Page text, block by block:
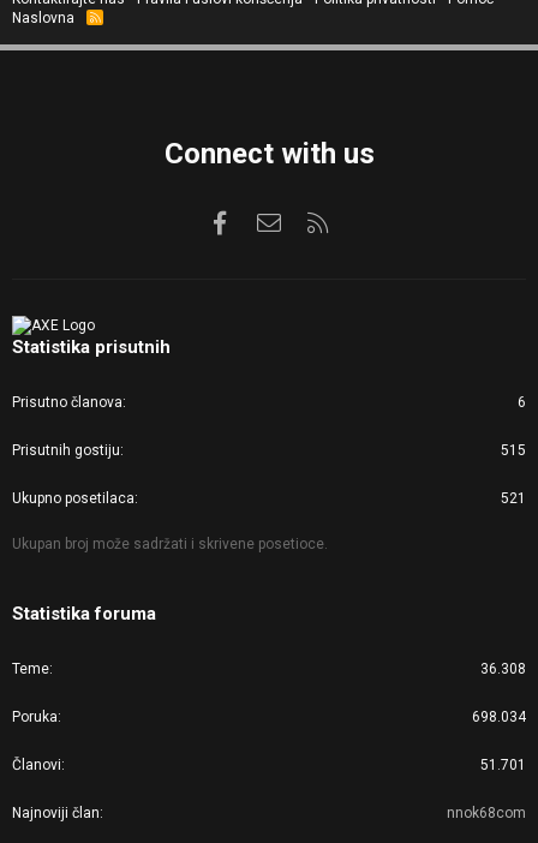
Naslovna
R
S
Connect with us
FacebookKontaktirajte nas
Statistika prisutnih
Prisutno članova 6
Prisutnih gostiju 515
Ukupno posetilaca 521
Ukupan broj može sadržati i skrivene posetioce.
Statistika foruma
Teme 36.308
Poruka 698.034
Članovi 51.701
Najnoviji član nnok68com